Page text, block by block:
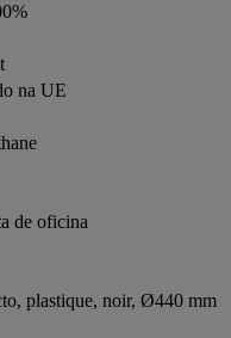
na UE
de oficina
plastique, noir, Ø440 mm